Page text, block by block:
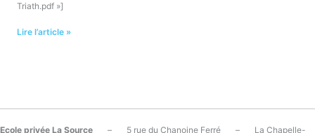
Triath.pdf »]
Lire l’article »
Ecole privée La Source – 5 rue du Chanoine Ferré – La Chapelle-